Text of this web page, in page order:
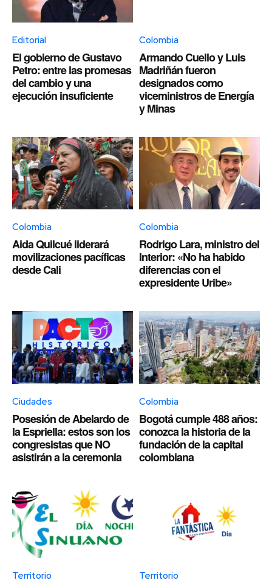
Editorial
El gobierno de Gustavo
Petro: entre las promesas
del cambio y una
ejecución insuficiente
Colombia
Armando Cuello y Luis
Madriñán fueron
designados como
viceministros de Energía
y Minas
Colombia
Aida Quilcué liderará
movilizaciones pacíficas
desde Cali
Colombia
Rodrigo Lara, ministro del
Interior: «No ha habido
diferencias con el
expresidente Uribe»
Ciudades
Posesión de Abelardo de
la Espriella: estos son los
congresistas que NO
asistirán a la ceremonia
Colombia
Bogotá cumple 488 años:
conozca la historia de la
fundación de la capital
colombiana
Territorio Territorio